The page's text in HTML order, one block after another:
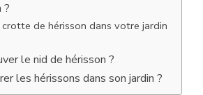
?
crotte de hérisson dans votre jardin
le nid de hérisson ?
les hérissons dans son jardin ?